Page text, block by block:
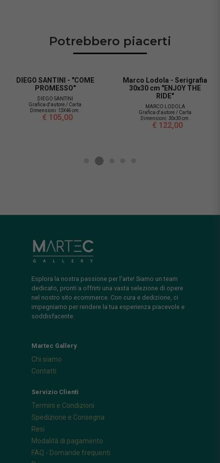
Potrebbero piacerti
DIEGO SANTINI - "COME
PROMESSO"
DIEGO SANTINI
Grafica d'autore / Carta
Dimensioni: 13X46 cm.
€ 105,00
Marco Lodola - Serigrafia
30x30 cm "ENJOY THE
RIDE"
MARCO LODOLA
Grafica d'autore / Carta
Dimensioni:30x30 cm.
€ 122,00
Esplora la nostra passione per l'arte! Siamo un team
dedicato, pronti a offrirti una vasta selezione di opere
nel nostro sito ecommerce. Con cura e dedizione, ci
impegniamo per rendere la tua esperienza piacevole e
soddisfacente.
Martec Gallery
Chi siamo
Contatti
Servizio Clienti
Termini e Condizioni
Spedizione e Consegna
Resi
Modalità di pagamento
FAQ - Domande frequenti